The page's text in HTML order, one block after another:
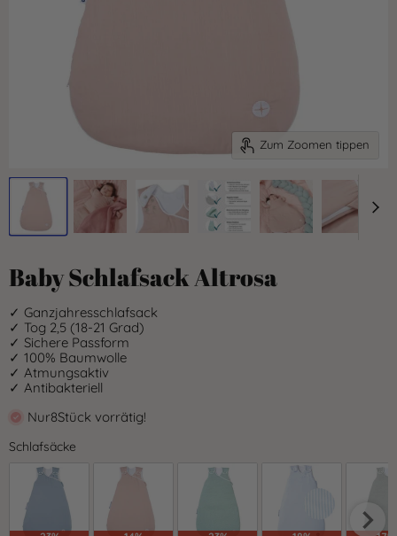
Zum Zoomen tippen
Baby Schlafsack Altrosa
✓ Ganzjahresschlafsack
✓ Tog 2,5 (18-21 Grad)
✓ Sichere Passform
✓ 100% Baumwolle
✓ Atmungsaktiv
✓ Antibakteriell
Nur8Stück vorrätig!
Schlafsäcke